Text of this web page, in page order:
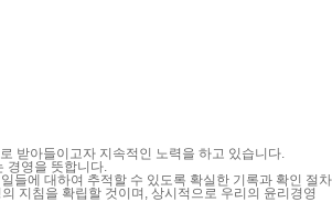
받아들이고자 지속적인 노력을 하고 있습니다.
경영을 뜻합니다.
들에 대하여 추적할 수 있도록 확실한 기록과 확인 절차
지침을 확립할 것이며, 상시적으로 우리의 윤리경영